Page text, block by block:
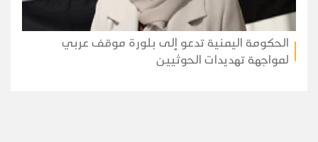
الحكومة اليمنية تدعو إلى بلورة موقف عربي
لمواجهة تهديدات الحوثيين